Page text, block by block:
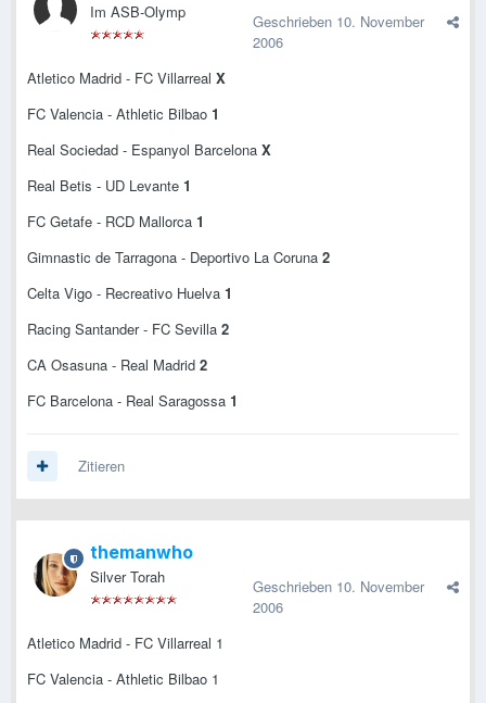
Im ASB-Olymp Geschrieben 10. November
2006
Atletico Madrid - FC Villarreal X
FC Valencia - Athletic Bilbao 1
Real Sociedad - Espanyol Barcelona X
Real Betis - UD Levante 1
FC Getafe - RCD Mallorca 1
Gimnastic de Tarragona - Deportivo La Coruna 2
Celta Vigo - Recreativo Huelva 1
Racing Santander - FC Sevilla 2
CA Osasuna - Real Madrid 2
FC Barcelona - Real Saragossa 1
Zitieren
themanwho
Silver Torah Geschrieben 10. November
2006
Atletico Madrid - FC Villarreal 1
FC Valencia - Athletic Bilbao 1